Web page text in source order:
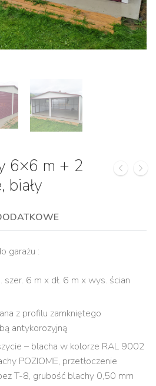
6×6 m + 2
biały
garażu :
6 m x dł. 6 m x wys. ścian
z profilu zamkniętego
antykorozyjną
– blacha w kolorze RAL 9002
POZIOME, przetłoczenie
T-8, grubość blachy 0,50 mm